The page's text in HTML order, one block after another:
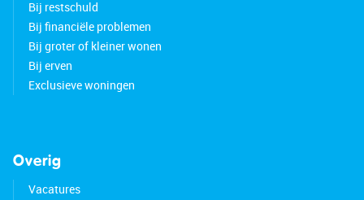
Bij restschuld
Bij financiële problemen
Bij groter of kleiner wonen
Bij erven
Exclusieve woningen
Overig
Vacatures